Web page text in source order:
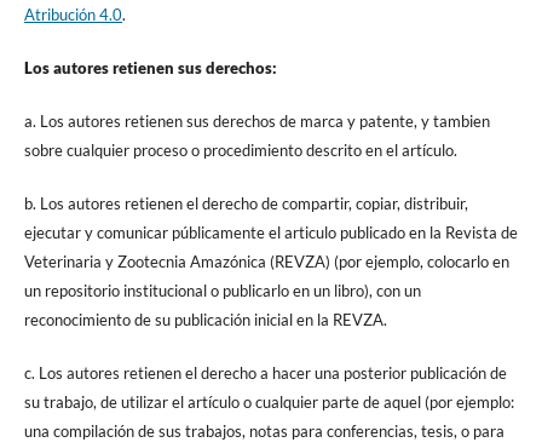
Atribución 4.0.
Los autores retienen sus derechos:
a. Los autores retienen sus derechos de marca y patente, y tambien
sobre cualquier proceso o procedimiento descrito en el artículo.
b. Los autores retienen el derecho de compartir, copiar, distribuir,
ejecutar y comunicar públicamente el articulo publicado en la Revista de
Veterinaria y Zootecnia Amazónica (REVZA) (por ejemplo, colocarlo en
un repositorio institucional o publicarlo en un libro), con un
reconocimiento de su publicación inicial en la REVZA.
c. Los autores retienen el derecho a hacer una posterior publicación de
su trabajo, de utilizar el artículo o cualquier parte de aquel (por ejemplo:
una compilación de sus trabajos, notas para conferencias, tesis, o para